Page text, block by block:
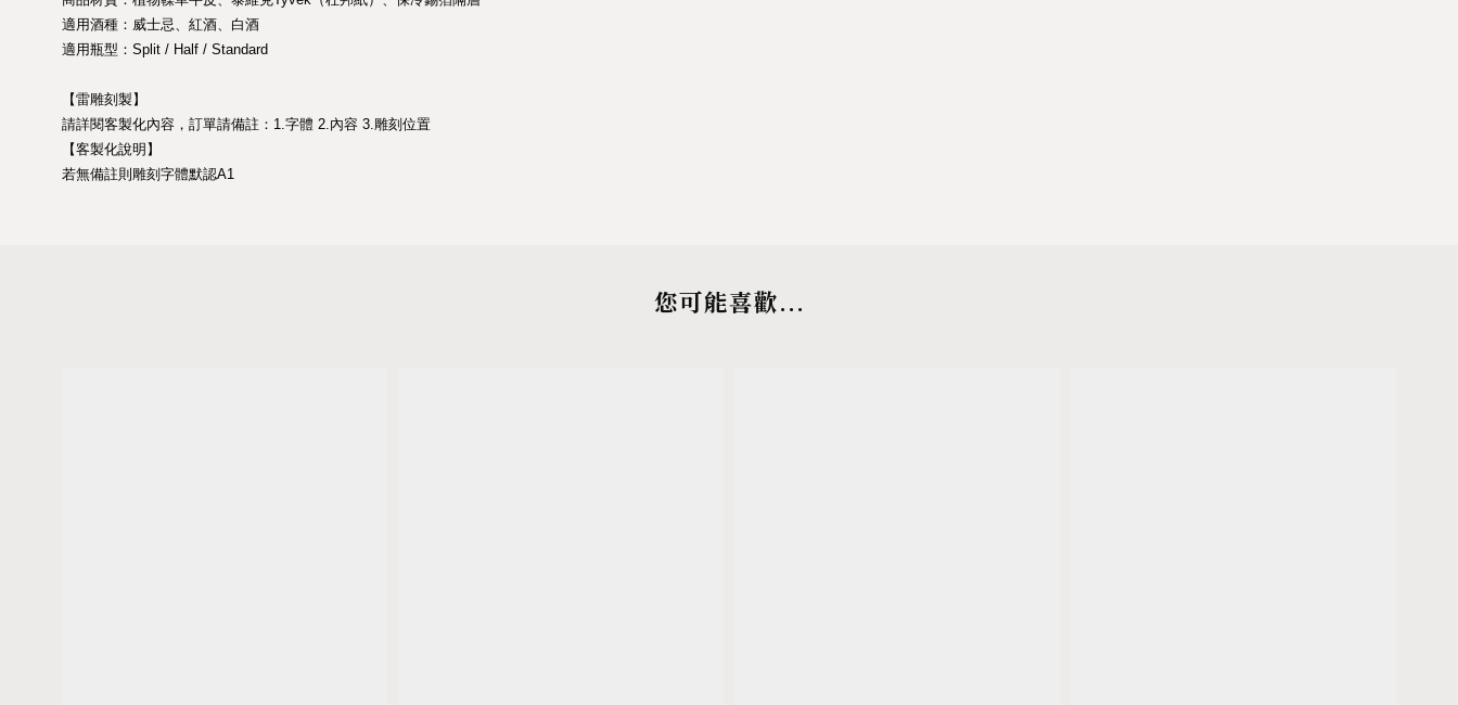
適用酒種：威士忌、紅酒、白酒
適用瓶型：Split / Half / Standard
【雷雕刻製】
請詳閱客製化內容，訂單請備註：1.字體 2.內容 3.雕刻位置
【客製化說明】
若無備註則雕刻字體默認A1
您可能喜歡...